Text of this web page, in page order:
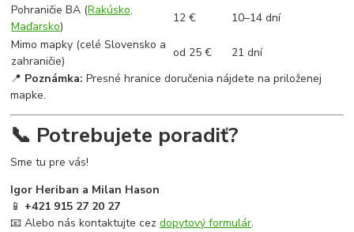
Pohraničie BA (Rakúsko,
Maďarsko)
12 €
10–14 dní
Mimo mapky (celé Slovensko a
zahraničie)
od 25 €
21 dní
📍 Poznámka: Presné hranice doručenia nájdete na priloženej
mapke.
📞 Potrebujete poradiť?
Sme tu pre vás!
Igor Heriban a Milan Hason
📱 +421 915 27 20 27
📧 Alebo nás kontaktujte cezdopytový formulár.